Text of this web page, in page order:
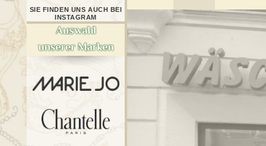
SIE FINDEN UNS AUCH BEI
INSTAGRAM